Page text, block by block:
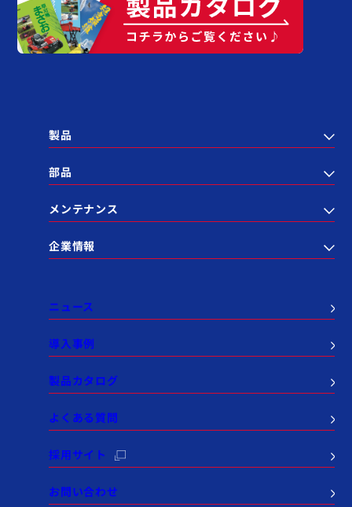
製品
部品
メンテナンス
企業情報
ニュース
導入事例
製品カタログ
よくある質問
採用サイト
お問い合わせ